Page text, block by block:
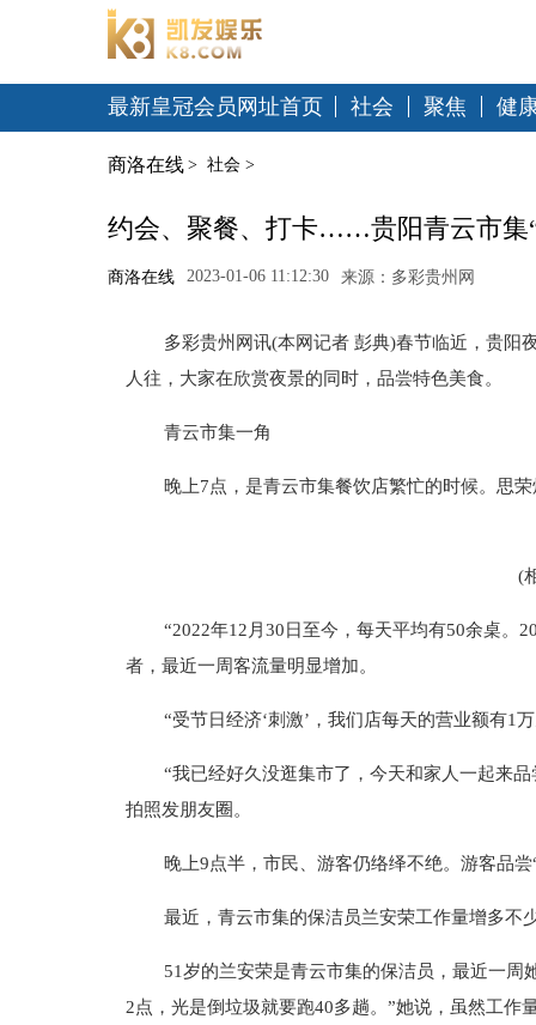
最新皇冠会员网址首页 社会 聚焦 健
商洛在线 > 社会 >
约会、聚餐、打卡……贵阳青云市集
商洛在线 2023-01-06 11:12:30 来源：多彩贵州网
多彩贵州网讯(本网记者 彭典)春节临近，贵阳
人往，大家在欣赏夜景的同时，品尝特色美食。
青云市集一角
晚上7点，是青云市集餐饮店繁忙的时候。思
(
“2022年12月30日至今，每天平均有50余桌。
者，最近一周客流量明显增加。
“受节日经济‘刺激’，我们店每天的营业额有1
“我已经好久没逛集市了，今天和家人一起来
拍照发朋友圈。
晚上9点半，市民、游客仍络绎不绝。游客
最近，青云市集的保洁员兰安荣工作量增多不
51岁的兰安荣是青云市集的保洁员，最近一
2点，光是倒垃圾就要跑40多趟。”她说，虽然工作